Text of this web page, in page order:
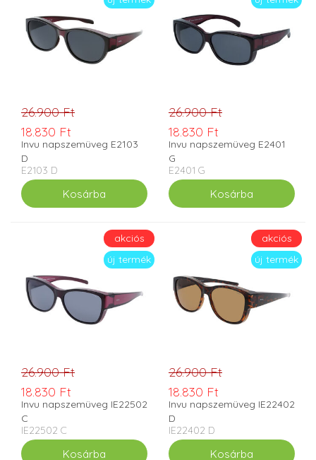
26.900 Ft
18.830 Ft
Invu napszemüveg E2103
D
E2103 D
26.900 Ft
18.830 Ft
Invu napszemüveg E2401
G
E2401 G
akciós
új termék
26.900 Ft
18.830 Ft
Invu napszemüveg IE22502
C
IE22502 C
akciós
új termék
26.900 Ft
18.830 Ft
Invu napszemüveg IE22402
D
IE22402 D